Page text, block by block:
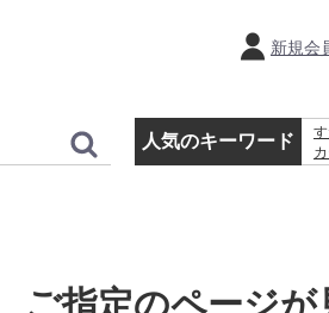
新規会
人気のキーワード
ご指定のページが